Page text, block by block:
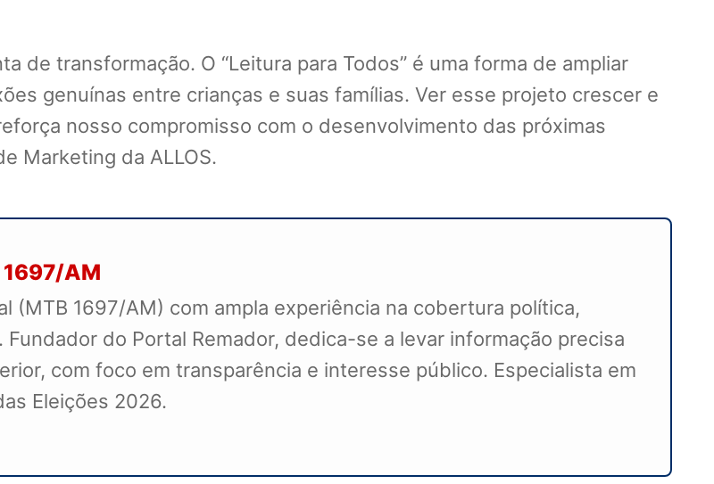
de transformação. O “Leitura para Todos” é uma forma de ampliar
genuínas entre crianças e suas famílias. Ver esse projeto crescer e
nosso compromisso com o desenvolvimento das próximas
Marketing da ALLOS.
AM
(MTB 1697/AM) com ampla experiência na cobertura política,
do Portal Remador, dedica-se a levar informação precisa
com foco em transparência e interesse público. Especialista em
Eleições 2026.